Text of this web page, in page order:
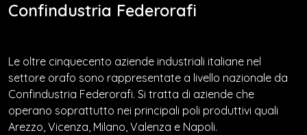
Confindustria Federorafi
Le oltre cinquecento aziende industriali italiane nel
settore orafo sono rappresentate a livello nazionale da
Confindustria Federorafi. Si tratta di aziende che
operano soprattutto nei principali poli produttivi quali
Arezzo, Vicenza, Milano, Valenza e Napoli.